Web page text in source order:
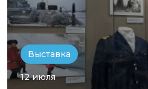
Выставка
12 июля